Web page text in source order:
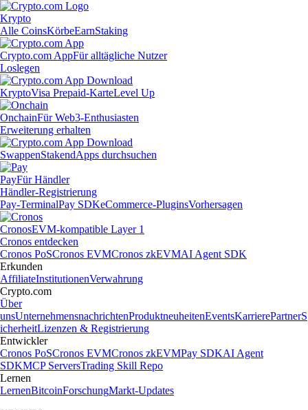
Krypto
Alle CoinsKörbeEarnStaking
Crypto.com AppFür alltägliche Nutzer
Loslegen
KryptoVisa Prepaid-KarteLevel Up
OnchainFür Web3-Enthusiasten
Erweiterung erhalten
SwappenStakendApps durchsuchen
PayFür Händler
Händler-Registrierung
Pay-TerminalPay SDKeCommerce-PluginsVorhersagen
CronosEVM-kompatible Layer 1
Cronos entdecken
Cronos PoSCronos EVMCronos zkEVMAI Agent SDK
Erkunden
AffiliateInstitutionenVerwahrung
Crypto.com
Über
unsUnternehmensnachrichtenProduktneuheitenEventsKarrierePartnerS
icherheitLizenzen & Registrierung
Entwickler
Cronos PoSCronos EVMCronos zkEVMPay SDKAI Agent
SDKMCP ServersTrading Skill Repo
Lernen
LernenBitcoinForschungMarkt-Updates